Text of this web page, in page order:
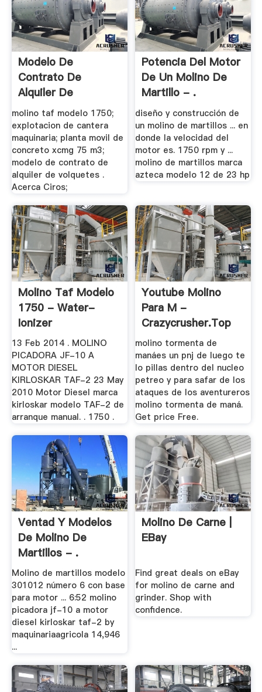
Modelo De
Contrato De
Alquiler De
Volquetes
molino taf modelo 1750;
explotacion de cantera
maquinaria; planta movil de
concreto xcmg 75 m3;
modelo de contrato de
alquiler de volquetes .
Acerca Ciros;
Potencia Del Motor
De Un Molino De
Martillo - .
diseño y construcción de
un molino de martillos ... en
donde la velocidad del
motor es. 1750 rpm y ...
molino de martillos marca
azteca modelo 12 de 23 hp
Molino Taf Modelo
1750 - Water-
Ionizer
13 Feb 2014 . MOLINO
PICADORA JF-10 A
MOTOR DIESEL
KIRLOSKAR TAF-2 23 May
2010 Motor Diesel marca
kirloskar modelo TAF-2 de
arranque manual. . 1750 .
Youtube Molino
Para M -
Crazycrusher.top
molino tormenta de
manáes un pnj de luego te
lo pillas dentro del nucleo
petreo y para safar de los
ataques de los aventureros
molino tormenta de maná.
Get price Free.
Ventad Y Modelos
De Molino De
Martillos - .
Molino de martillos modelo
301012 número 6 con base
para motor ... 6:52 molino
picadora jf-10 a motor
diesel kirloskar taf-2 by
maquinariaagricola 14,946
...
Molino De Carne |
EBay
Find great deals on eBay
for molino de carne and
grinder. Shop with
confidence.